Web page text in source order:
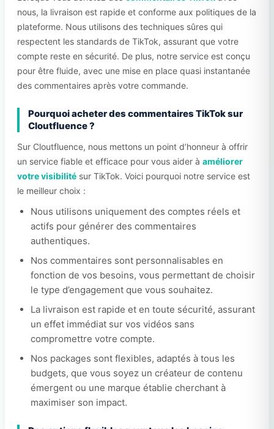
nous, la livraison est rapide et conforme aux politiques de la
plateforme. Nous utilisons des techniques sûres qui
respectent les standards de TikTok, assurant que votre
compte reste en sécurité. De plus, notre service est conçu
pour être fluide, avec une mise en place quasi instantanée
des commentaires après votre commande.
Pourquoi acheter des commentaires TikTok sur
Cloutfluence ?
Sur Cloutfluence, nous mettons un point d’honneur à offrir
un service fiable et efficace pour vous aider à améliorer
votre visibilité sur TikTok. Voici pourquoi notre service est
le meilleur choix :
Nous utilisons uniquement des comptes réels et
actifs pour générer des commentaires
authentiques.
Nos commentaires sont personnalisables en
fonction de vos besoins, vous permettant de choisir
le type d’engagement que vous souhaitez.
La livraison est rapide et en toute sécurité, assurant
un effet immédiat sur vos vidéos sans
compromettre votre compte.
Nos packages sont flexibles, adaptés à tous les
budgets, que vous soyez un créateur de contenu
émergent ou une marque établie cherchant à
maximiser son impact.